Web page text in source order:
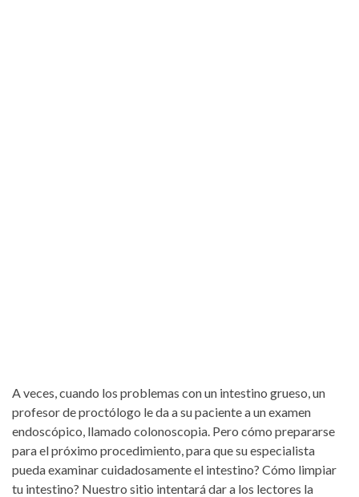
A veces, cuando los problemas con un intestino grueso, un
profesor de proctólogo le da a su paciente a un examen
endoscópico, llamado colonoscopia. Pero cómo prepararse
para el próximo procedimiento, para que su especialista
pueda examinar cuidadosamente el intestino? Cómo limpiar
tu intestino? Nuestro sitio intentará dar a los lectores la